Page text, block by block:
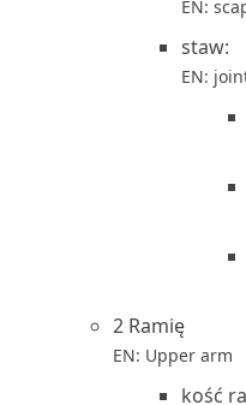
EN:
staw:
EN:
2 Ramię
EN: Upper arm
kość